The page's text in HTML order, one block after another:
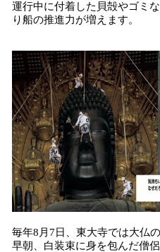
運行中に付着した貝殻やゴミ
り船の推進力が増えます。
毎年8月7日、東大寺では大仏
早朝、白装束に身を包んだ僧